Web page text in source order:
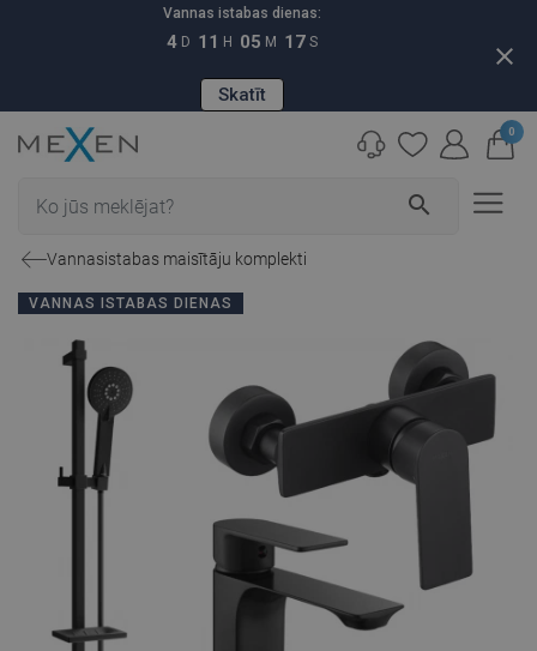
Vannas istabas dienas:
4 D 11 H 05 M 16 S
Skatīt
close
search
0
Vannasistabas maisītāju komplekti
VANNAS ISTABAS DIENAS